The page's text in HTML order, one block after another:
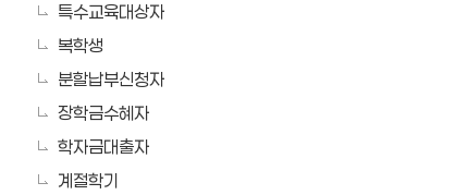
특수교육대상자
복학생
분할납부신청자
장학금수혜자
학자금대출자
계절학기